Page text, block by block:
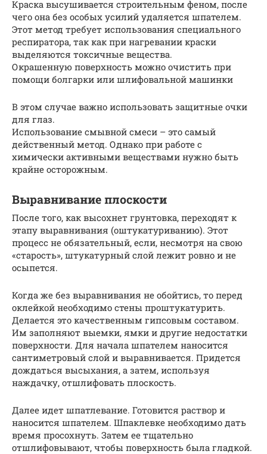
Краска высушивается строительным феном, после
чего она без особых усилий удаляется шпателем.
Этот метод требует использования специального
респиратора, так как при нагревании краски
выделяются токсичные вещества.
Окрашенную поверхность можно очистить при
помощи болгарки или шлифовальной машинки
В этом случае важно использовать защитные очки
для глаз.
Использование смывной смеси – это самый
действенный метод. Однако при работе с
химически активными веществами нужно быть
крайне осторожным.
Выравнивание плоскости
После того, как высохнет грунтовка, переходят к
этапу выравнивания (оштукатуриванию). Этот
процесс не обязательный, если, несмотря на свою
«старость», штукатурный слой лежит ровно и не
осыпется.
Когда же без выравнивания не обойтись, то перед
оклейкой необходимо стены проштукатурить.
Делается это качественным гипсовым составом.
Им заполняют выемки, ямки и другие недостатки
поверхности. Для начала шпателем наносится
сантиметровый слой и выравнивается. Придется
дождаться высыхания, а затем, используя
наждачку, отшлифовать плоскость.
Далее идет шпатлевание. Готовится раствор и
наносится шпателем. Шпаклевке необходимо дать
время просохнуть. Затем ее тщательно
отшлифовывают, чтобы поверхность была гладкой.